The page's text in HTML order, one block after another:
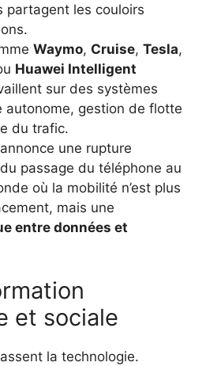
partagent les couloirs
Waymo, Cruise, Tesla,
Huawei Intelligent
sur des systèmes
autonome, gestion de flotte
du trafic.
une rupture
passage du téléphone au
où la mobilité n’est plus
mais une
entre données et
et sociale
la technologie.